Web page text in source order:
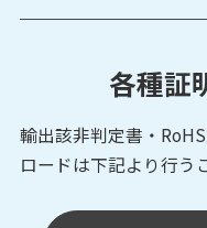
各種証
輸出該非判定書・
ロードは下記より行う